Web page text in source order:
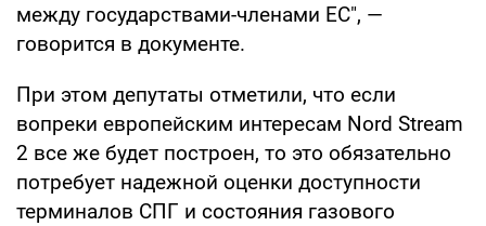
между государствами-членами ЕС", —
говорится в документе.
При этом депутаты отметили, что если
вопреки европейским интересам Nord Stream
2 все же будет построен, то это обязательно
потребует надежной оценки доступности
терминалов СПГ и состояния газового